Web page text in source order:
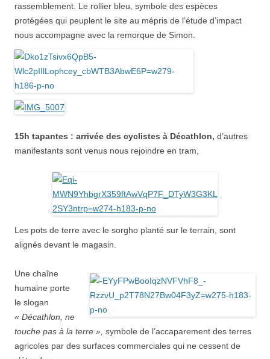
rassemblement. Le rollier bleu, symbole des espèces
protégées qui peuplent le site au mépris de l’étude d’impact
nous accompagne avec la remorque de Simon.
15h tapantes : arrivée des cyclistes à Décathlon, d’autres
manifestants sont venus nous rejoindre en tram,
Les pots de terre avec le sorgho planté sur le terrain, sont
alignés devant le magasin.
Une chaîne
humaine porte
le slogan
« Décathlon, ne
touche pas à la terre », symbole de l’accaparement des terres
agricoles par des surfaces commerciales qui ne cessent de